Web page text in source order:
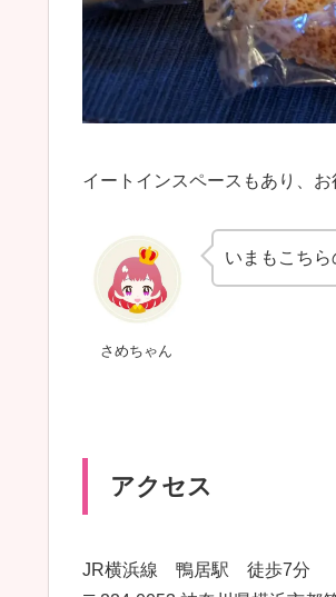
イートインスペースもあり、
さめちゃん
いまもこちら
アクセス
JR横浜線 鴨居駅 徒歩7分